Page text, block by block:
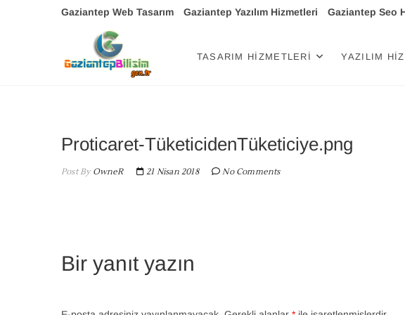
Gaziantep Web Tasarım Gaziantep Yazılım Hizmetleri Gaziantep Seo
Gaziantep Bilişim
TASARIM HIZMETLERI YAZILIM
Proticaret-TüketicidenTüketiciye.png
Post ByOwneR 21 Nisan 2018 No Comments
Bir yanıt yazın